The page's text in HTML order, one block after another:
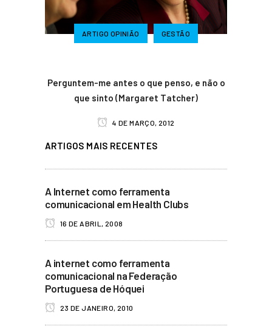
ARTIGO OPINIÃO GESTÃO
Perguntem-me antes o que penso, e não o
que sinto (Margaret Tatcher)
4 DE MARÇO, 2012
ARTIGOS MAIS RECENTES
A Internet como ferramenta
comunicacional em Health Clubs
16 DE ABRIL, 2008
A internet como ferramenta
comunicacional na Federação
Portuguesa de Hóquei
23 DE JANEIRO, 2010